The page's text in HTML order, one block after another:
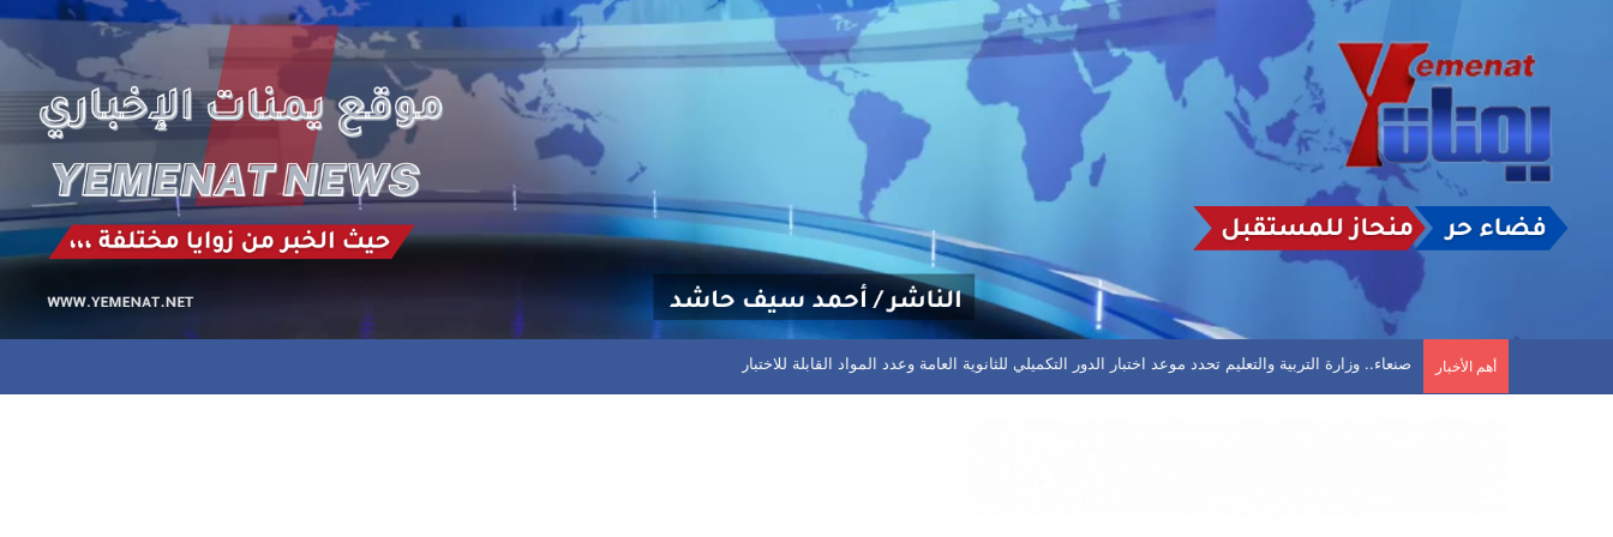
أهم الأخبار تأجيل مباراة في الحديدة بعد تعليق اتحاد كرة القدم مختلف المسابقات في المحافظة